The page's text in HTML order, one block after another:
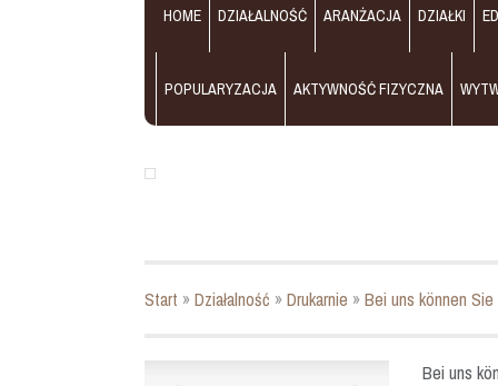
HOME DZIAŁALNOŚĆ ARANŻACJA DZIAŁKI
POPULARYZACJA AKTYWNOŚĆ FIZYCZNA
Start »Działalność »Drukarnie »Bei uns können
Bei uns